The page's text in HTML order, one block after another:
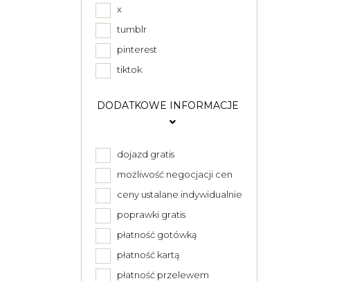
x
tumblr
pinterest
tiktok
DODATKOWE INFORMACJE
dojazd gratis
możliwość negocjacji cen
ceny ustalane indywidualnie
poprawki gratis
płatność gotówką
płatność kartą
płatność przelewem